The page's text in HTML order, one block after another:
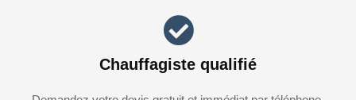
Chauffagiste qualifié